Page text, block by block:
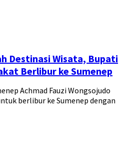
Destinasi Wisata, Bupati
Berlibur ke Sumenep
Achmad Fauzi Wongsojudo
berlibur ke Sumenep dengan